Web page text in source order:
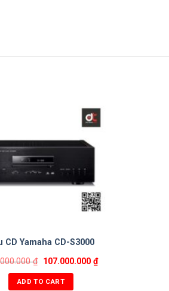
CD Yamaha CD-S3000
₫ 107.000.000 ₫
ADD TO CART